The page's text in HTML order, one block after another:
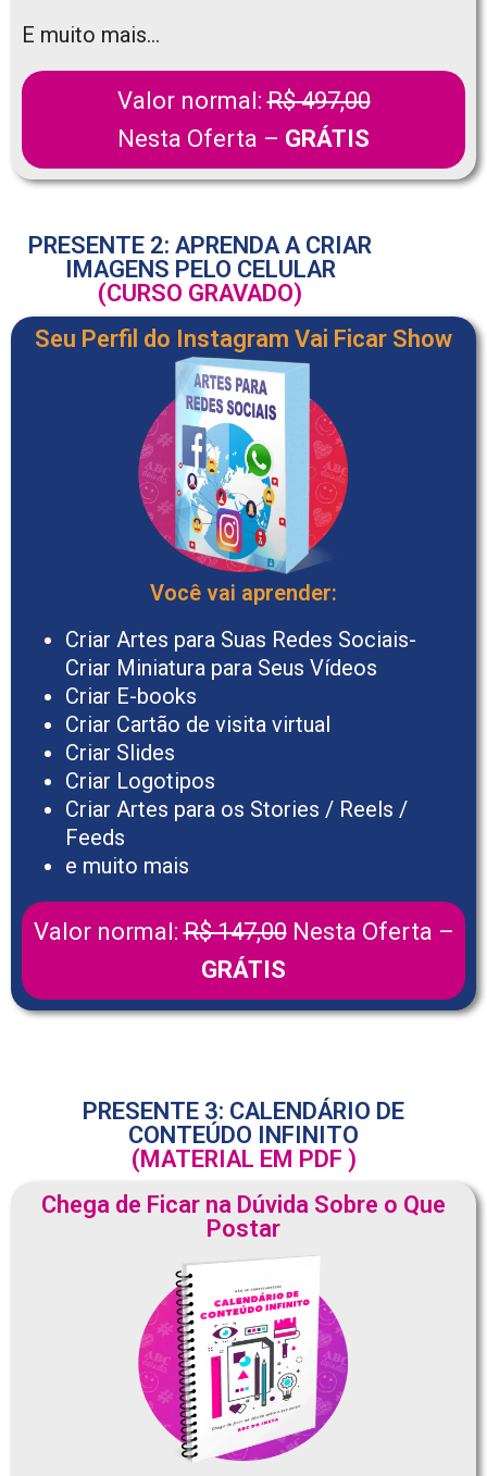
E muito mais…
Valor normal:R$ 497,00
Nesta Oferta – GRÁTIS
PRESENTE 2: APRENDA A CRIAR
IMAGENS PELO CELULAR
(CURSO GRAVADO)
Seu Perfil do Instagram Vai Ficar Show
Você vai aprender:​
Criar Artes para Suas Redes Sociais-
Criar Miniatura para Seus Vídeos
Criar E-books
Criar Cartão de visita virtual
Criar Slides
Criar Logotipos
Criar Artes para os Stories / Reels /
Feeds
e muito mais
Valor normal:R$ 147,00Nesta Oferta –
GRÁTIS
PRESENTE 3: CALENDÁRIO DE
CONTEÚDO INFINITO
(MATERIAL EM PDF )
Chega de Ficar na Dúvida Sobre o Que
Postar